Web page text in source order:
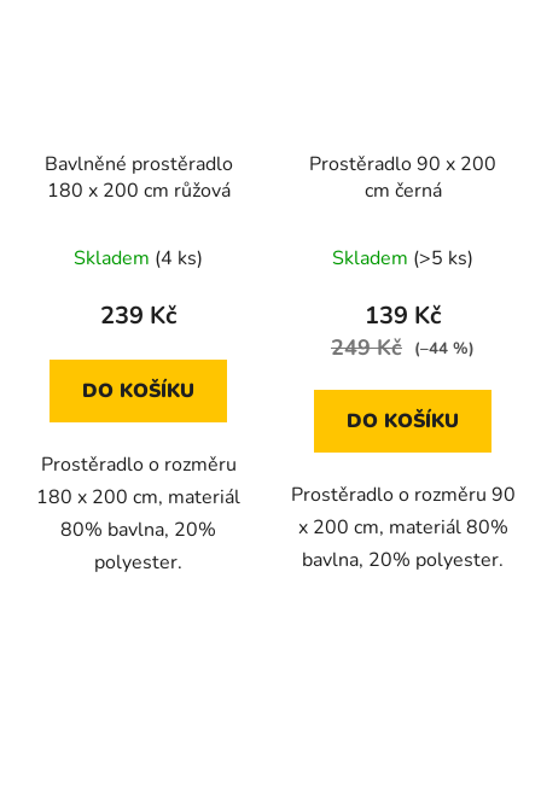
Bavlněné prostěradlo
180 x 200 cm růžová
Skladem (4 ks)
239 Kč
DO KOŠÍKU
Prostěradlo o rozměru
180 x 200 cm, materiál
80% bavlna, 20%
polyester.
Prostěradlo 90 x 200
cm černá
Skladem (>5 ks)
139 Kč
249 Kč (–44 %)
DO KOŠÍKU
Prostěradlo o rozměru 90
x 200 cm, materiál 80%
bavlna, 20% polyester.